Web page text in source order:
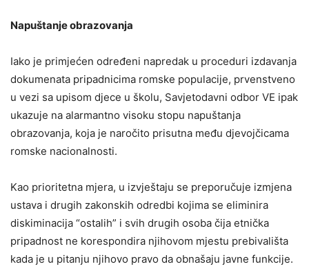
Napuštanje obrazovanja
Iako je primjećen određeni napredak u proceduri izdavanja
dokumenata pripadnicima romske populacije, prvenstveno
u vezi sa upisom djece u školu, Savjetodavni odbor VE ipak
ukazuje na alarmantno visoku stopu napuštanja
obrazovanja, koja je naročito prisutna među djevojčicama
romske nacionalnosti.
Kao prioritetna mjera, u izvještaju se preporučuje izmjena
ustava i drugih zakonskih odredbi kojima se eliminira
diskiminacija “ostalih” i svih drugih osoba čija etnička
pripadnost ne korespondira njihovom mjestu prebivališta
kada je u pitanju njihovo pravo da obnašaju javne funkcije.